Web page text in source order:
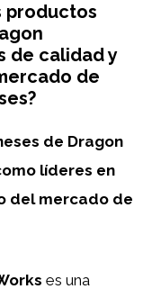
productos
de calidad y
de
de Dragon
líderes en
del mercado de
es una